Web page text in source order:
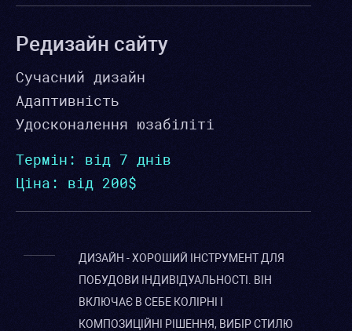
Редизайн сайту
Сучасний дизайн
Адаптивність
Удосконалення юзабіліті
Термін: від 7 днів
Ціна: від 200$
ДИЗАЙН - ХОРОШИЙ ІНСТРУМЕНТ ДЛЯ
ПОБУДОВИ ІНДИВІДУАЛЬНОСТІ. ВІН
ВКЛЮЧАЄ В СЕБЕ КОЛІРНІ І
КОМПОЗИЦІЙНІ РІШЕННЯ, ВИБІР СТИЛЮ